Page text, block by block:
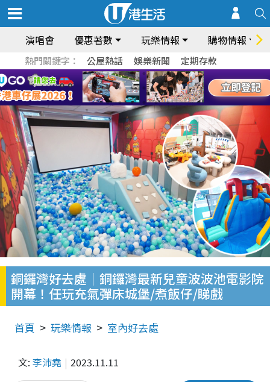
演唱會 優惠著數 玩樂情報 購物情報
熱門關鍵字： 公屋熱話 娛樂新聞 定期存款
銅鑼灣好去處｜銅鑼灣最新兒童波波池電影院
開幕！任玩充氣彈床城堡/煮飯仔/睇戲
首頁 玩樂情報 室內好去處
文: 李沛堯 2023.11.11